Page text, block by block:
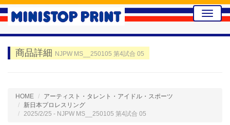
Toggle
商品詳細 NJPW MS__250105 第4試合 05
HOME
アーティスト・タレント・アイドル・スポーツ
新日本プロレスリング
2025/2/25 - NJPW MS__250105 第4試合 05